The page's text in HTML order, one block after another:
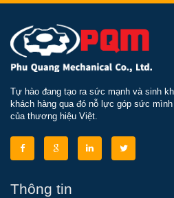
Tự hào đang tạo ra sức mạnh và sinh
khách hàng qua đó nỗ lực góp sức
của thương hiệu Việt.
Thông tin